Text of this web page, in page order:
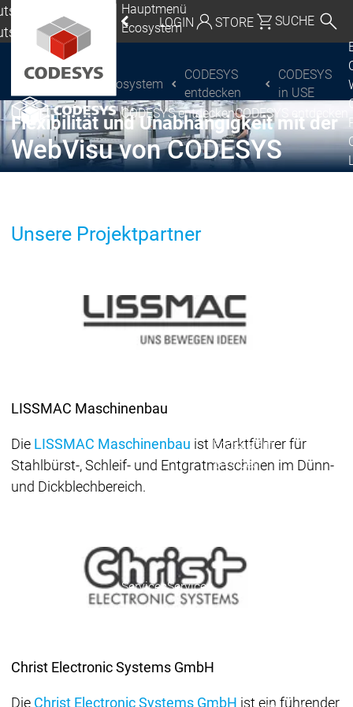
|
| Deutsch
Global | English
USA | English
Italia | Italiano
LOGIN STORE SUCHE
Hauptmenü
Ecosystem
CODESYS entdeckenCODESYS entdecken
ServicesServices
Ecosystem
Services
CODESYS Group
Ecosystem
CODESYS
entdecken
CODESYS
in USE
Flexibilität und Unabhängigkeit mit der
WebVisu von CODESYS
Unsere Projektpartner
LISSMAC Maschinenbau
Die LISSMAC Maschinenbau ist Marktführer für
Stahlbürst-, Schleif- und Entgratmaschinen im Dünn-
und Dickblechbereich.
Christ Electronic Systems GmbH
Die Christ Electronic Systems GmbH ist ein führender